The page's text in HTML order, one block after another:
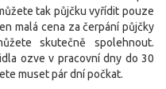
tak půjčku vyřídit pouze
malá cena za čerpání půjčky
skutečně spolehnout.
ozve v pracovní dny do 30
muset pár dní počkat.